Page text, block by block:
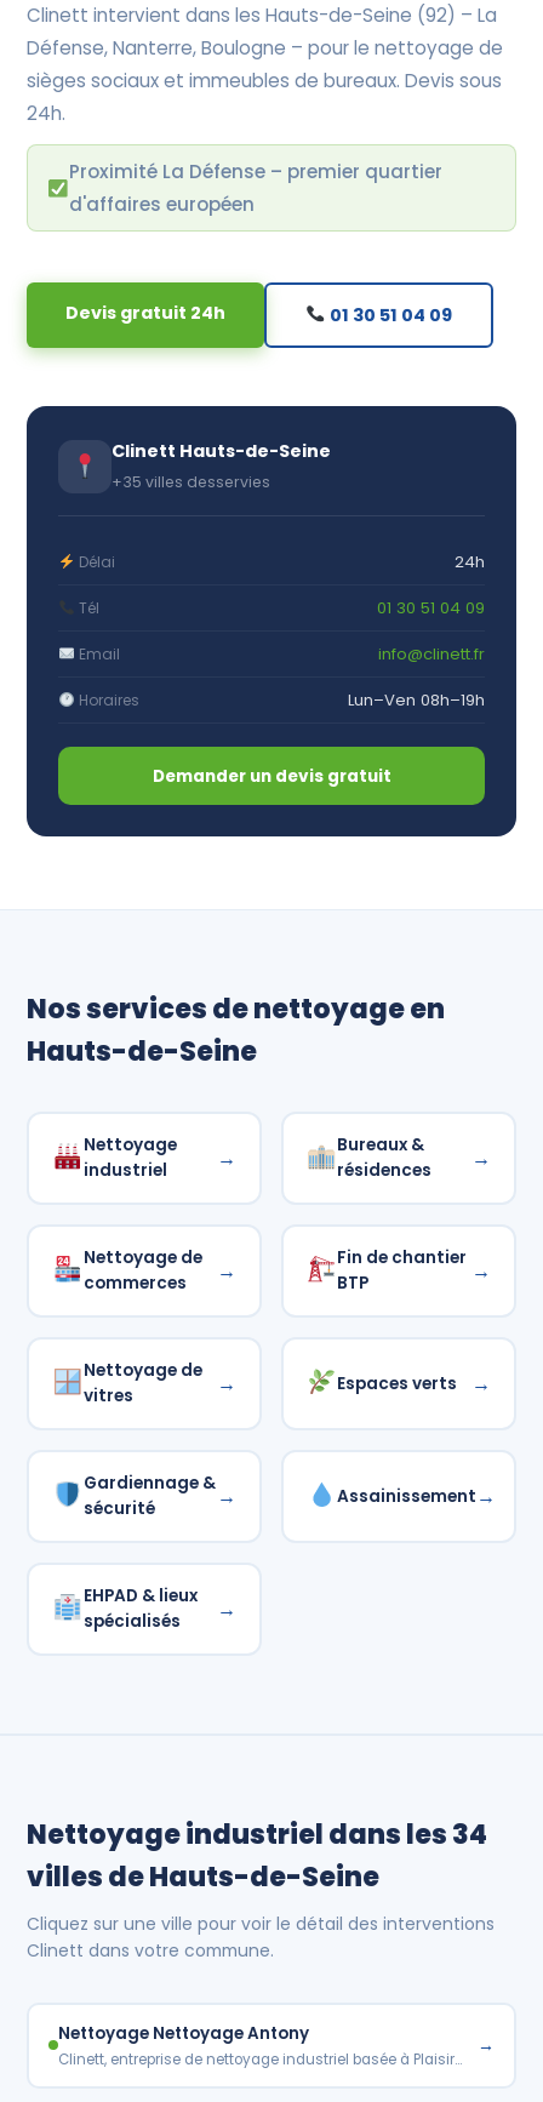
Clinett intervient dans les Hauts-de-Seine (92) – La
Défense, Nanterre, Boulogne – pour le nettoyage de
sièges sociaux et immeubles de bureaux. Devis sous
24h.
Proximité La Défense – premier quartier
d'affaires européen
Devis gratuit 24h 01 30 51 04 09
Clinett Hauts-de-Seine
+35 villes desservies
Délai 24h
Tél 01 30 51 04 09
Email info@clinett.fr
Horaires Lun–Ven 08h–19h
Demander un devis gratuit
Nos services de nettoyage en
Hauts-de-Seine
Nettoyage
industriel
→
Bureaux &
résidences
→
Nettoyage de
commerces
→
Fin de chantier
BTP
→
Nettoyage de
vitres
→ Espaces verts →
Gardiennage &
sécurité
→ Assainissement →
EHPAD & lieux
spécialisés
→
Nettoyage industriel dans les 34
villes de Hauts-de-Seine
Cliquez sur une ville pour voir le détail des interventions
Clinett dans votre commune.
Nettoyage Nettoyage Antony
Clinett, entreprise de nettoyage industriel basée à Plaisir…
→